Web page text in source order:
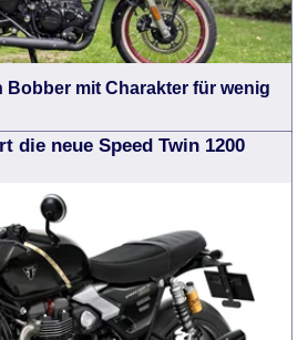
Bobber mit Charakter für wenig
die neue Speed Twin 1200